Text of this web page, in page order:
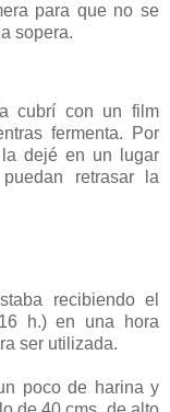
para que no se
sopera.
cubrí con un film
fermenta. Por
dejé en un lugar
retrasar la
recibiendo el
h.) en una hora
ser utilizada.
poco de harina y